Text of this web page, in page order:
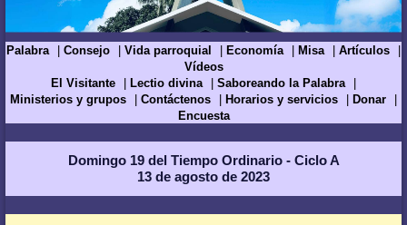
Palabra Consejo Vida parroquial Economía Misa
Artículos
Vídeos
El Visitante
Lectio divina
Saboreando la Palabra
Ministerios y grupos
Contáctenos Horarios y servicios
Donar
Encuesta
Domingo 19 del Tiempo Ordinario - Ciclo A
13 de agosto de 2023